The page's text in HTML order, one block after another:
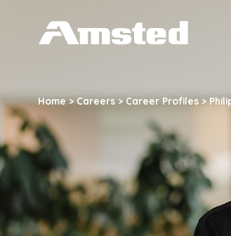
A
D
N
Home>Careers>Career Profiles>